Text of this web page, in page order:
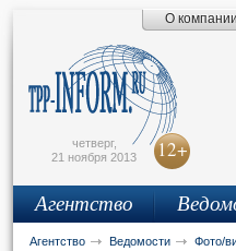
О
четверг,
21 ноября 2013
12+
Агентство
Агентство Ведомости Фото/